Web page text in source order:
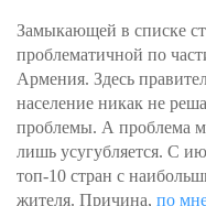
Замыкающей в списке
проблематичной по
Армения. Здесь
население никак не
проблемы. А проблема
лишь усугубляется. С
топ-10 стран с
жителя. Причина, по